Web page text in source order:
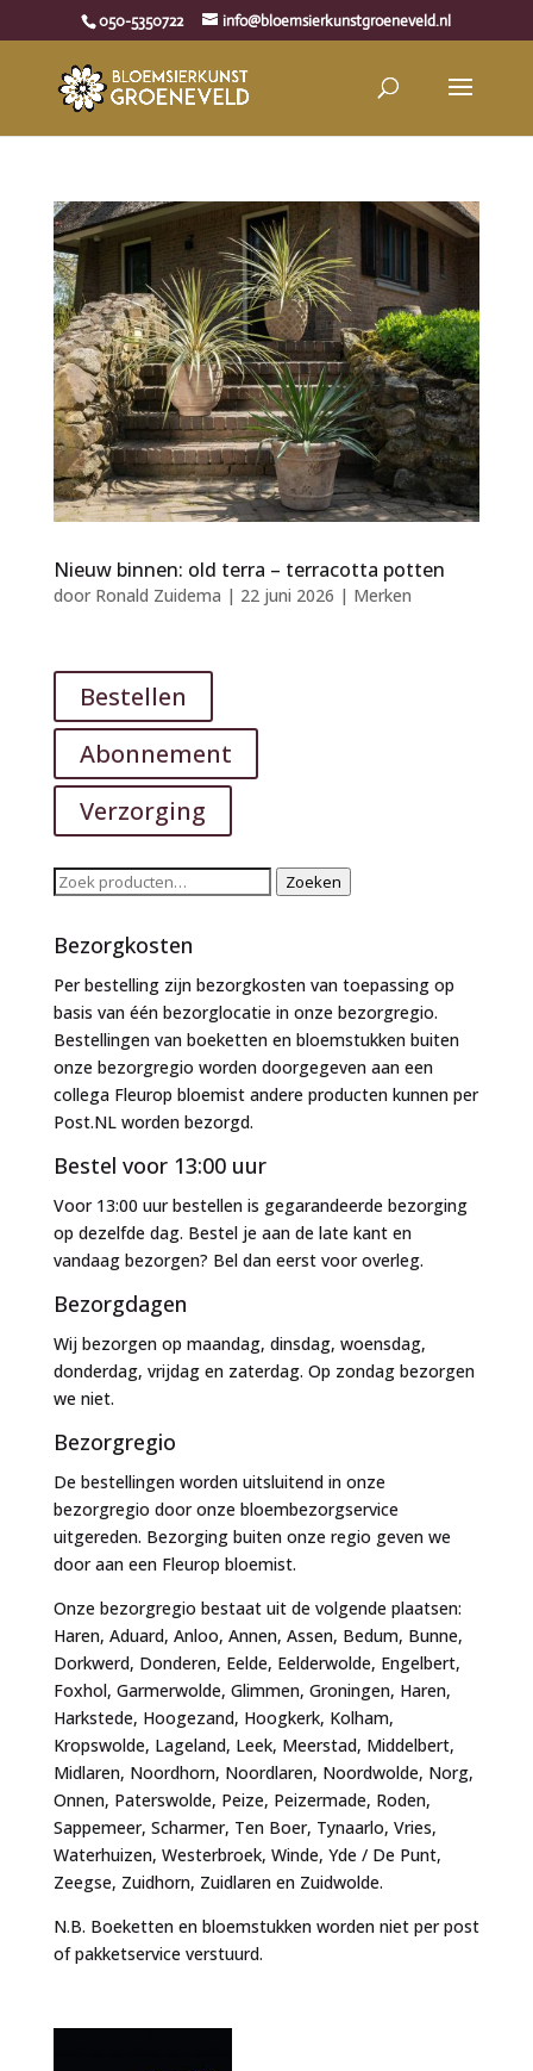
050-5350722 info@bloemsierkunstgroeneveld.nl
Nieuw binnen: old terra – terracotta potten
door Ronald Zuidema | 22 juni 2026 | Merken
Bestellen
Abonnement
Verzorging
Zoeken
Zoeken
Bezorgkosten
Per bestelling zijn bezorgkosten van toepassing op
basis van één bezorglocatie in onze bezorgregio.
Bestellingen van boeketten en bloemstukken buiten
onze bezorgregio worden doorgegeven aan een
collega Fleurop bloemist andere producten kunnen per
Post.NL worden bezorgd.
Bestel voor 13:00 uur
Voor 13:00 uur bestellen is gegarandeerde bezorging
op dezelfde dag. Bestel je aan de late kant en
vandaag bezorgen? Bel dan eerst voor overleg.
Bezorgdagen
Wij bezorgen op maandag, dinsdag, woensdag,
donderdag, vrijdag en zaterdag. Op zondag bezorgen
we niet.
Bezorgregio
De bestellingen worden uitsluitend in onze
bezorgregio door onze bloembezorgservice
uitgereden. Bezorging buiten onze regio geven we
door aan een Fleurop bloemist.
Onze bezorgregio bestaat uit de volgende plaatsen:
Haren, Aduard, Anloo, Annen, Assen, Bedum, Bunne,
Dorkwerd, Donderen, Eelde, Eelderwolde, Engelbert,
Foxhol, Garmerwolde, Glimmen, Groningen, Haren,
Harkstede, Hoogezand, Hoogkerk, Kolham,
Kropswolde, Lageland, Leek, Meerstad, Middelbert,
Midlaren, Noordhorn, Noordlaren, Noordwolde, Norg,
Onnen, Paterswolde, Peize, Peizermade, Roden,
Sappemeer, Scharmer, Ten Boer, Tynaarlo, Vries,
Waterhuizen, Westerbroek, Winde, Yde / De Punt,
Zeegse, Zuidhorn, Zuidlaren en Zuidwolde.
N.B. Boeketten en bloemstukken worden niet per post
of pakketservice verstuurd.